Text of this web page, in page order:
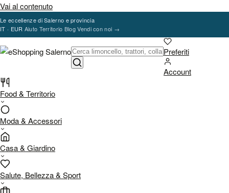
Vai al contenuto
Le eccellenze di Salerno e provincia
IT · EUR Aiuto Territorio BlogVendi con noi →
Preferiti
Account
Food & Territorio
Moda & Accessori
Casa & Giardino
Salute, Bellezza & Sport